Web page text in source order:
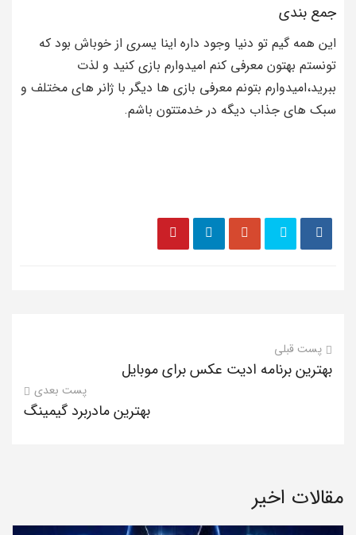
جمع بندی
این همه گیم تو دنیا وجود داره اینا یسری از خوباش بود که
تونستم بهتون معرفی کنم امیدوارم بازی کنید و لذت
ببرید،امیدوارم بتونم معرفی بازی ها دیگر با ژانر های مختلف و
سبک های جذاب دیگه در خدمتتون باشم.
پست قبلی
بهترین برنامه ادیت عکس برای موبایل
پست بعدی
بهترین مادربرد گیمینگ
مقالات اخیر